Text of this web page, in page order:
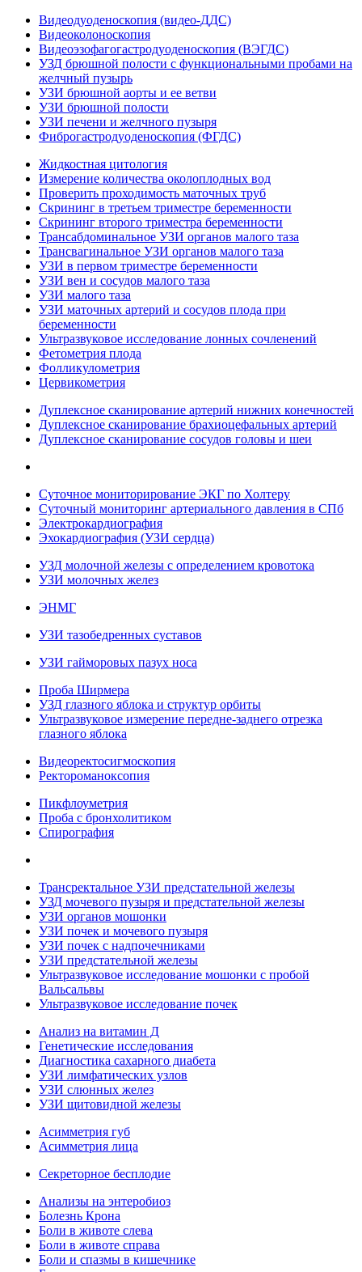
Видеодуоденоскопия (видео-ДДС)
Видеоколоноскопия
Видеоэзофагогастродуоденоскопия (ВЭГДС)
УЗД брюшной полости с функциональными пробами на
желчный пузырь
УЗИ брюшной аорты и ее ветви
УЗИ брюшной полости
УЗИ печени и желчного пузыря
Фиброгастродуоденоскопия (ФГДС)
Жидкостная цитология
Измерение количества околоплодных вод
Проверить проходимость маточных труб
Скрининг в третьем триместре беременности
Скрининг второго триместра беременности
Трансабдоминальное УЗИ органов малого таза
Трансвагинальное УЗИ органов малого таза
УЗИ в первом триместре беременности
УЗИ вен и сосудов малого таза
УЗИ малого таза
УЗИ маточных артерий и сосудов плода при
беременности
Ультразвуковое исследование лонных сочленений
Фетометрия плода
Фолликулометрия
Цервикометрия
Дуплексное сканирование артерий нижних конечностей
Дуплексное сканирование брахиоцефальных артерий
Дуплексное сканирование сосудов головы и шеи
Суточное мониторирование ЭКГ по Холтеру
Суточный мониторинг артериального давления в СПб
Электрокардиография
Эхокардиография (УЗИ сердца)
УЗД молочной железы с определением кровотока
УЗИ молочных желез
ЭНМГ
УЗИ тазобедренных суставов
УЗИ гайморовых пазух носа
Проба Ширмера
УЗД глазного яблока и структур орбиты
Ультразвуковое измерение передне-заднего отрезка
глазного яблока
Видеоректосигмоскопия
Ректороманоксопия
Пикфлоуметрия
Проба с бронхолитиком
Спирография
Трансректальное УЗИ предстательной железы
УЗД мочевого пузыря и предстательной железы
УЗИ органов мошонки
УЗИ почек и мочевого пузыря
УЗИ почек с надпочечниками
УЗИ предстательной железы
Ультразвуковое исследование мошонки с пробой
Вальсальвы
Ультразвуковое исследование почек
Анализ на витамин Д
Генетические исследования
Диагностика сахарного диабета
УЗИ лимфатических узлов
УЗИ слюнных желез
УЗИ щитовидной железы
Асимметрия губ
Асимметрия лица
Секреторное бесплодие
Анализы на энтеробиоз
Болезнь Крона
Боли в животе слева
Боли в животе справа
Боли и спазмы в кишечнике